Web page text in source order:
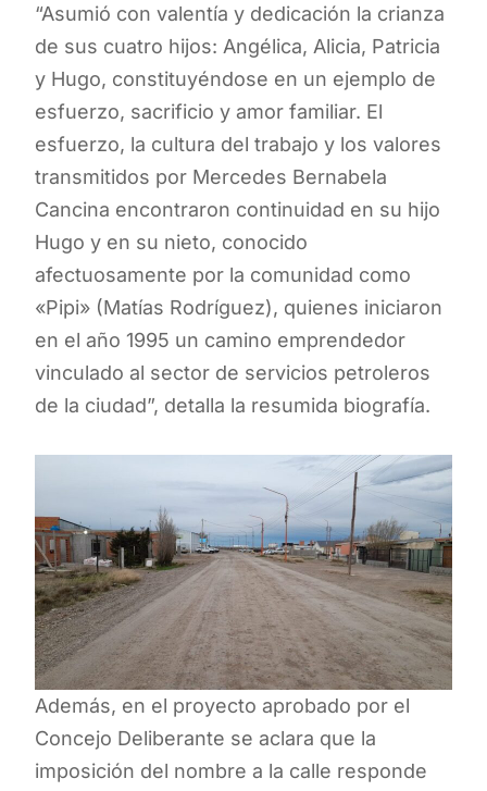
“Asumió con valentía y dedicación la crianza
de sus cuatro hijos: Angélica, Alicia, Patricia
y Hugo, constituyéndose en un ejemplo de
esfuerzo, sacrificio y amor familiar. El
esfuerzo, la cultura del trabajo y los valores
transmitidos por Mercedes Bernabela
Cancina encontraron continuidad en su hijo
Hugo y en su nieto, conocido
afectuosamente por la comunidad como
«Pipi» (Matías Rodríguez), quienes iniciaron
en el año 1995 un camino emprendedor
vinculado al sector de servicios petroleros
de la ciudad”, detalla la resumida biografía.
Además, en el proyecto aprobado por el
Concejo Deliberante se aclara que la
imposición del nombre a la calle responde